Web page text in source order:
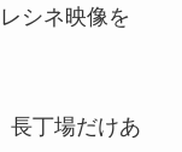
シネ映像を
長丁場だけあ